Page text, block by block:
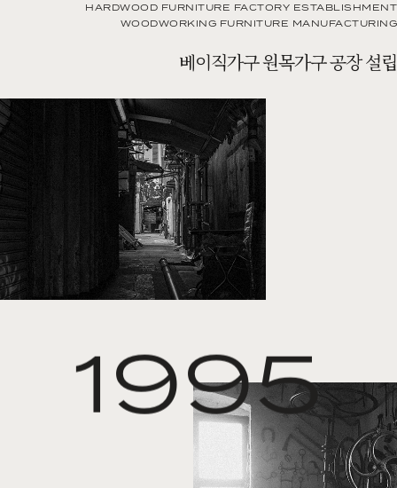
1995
HARDWOOD FURNITURE FACTORY ESTABLISHMENT
WOODWORKING FURNITURE MANUFACTURING
베이직가구 원목가구 공장 설립